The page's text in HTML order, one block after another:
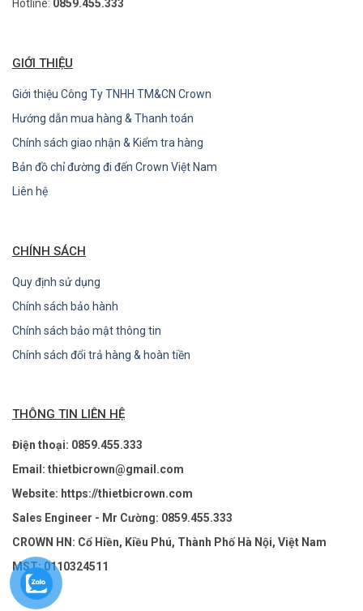
Hotline: 0859.455.333
GIỚI THIỆU
Giới thiệu Công Ty TNHH TM&CN Crown
Hướng dẫn mua hàng & Thanh toán
Chính sách giao nhận & Kiểm tra hàng
Bản đồ chỉ đường đi đến Crown Việt Nam
Liên hệ
CHÍNH SÁCH
Quy định sử dụng
Chính sách bảo hành
Chính sách bảo mật thông tin
Chính sách đổi trả hàng & hoàn tiền
THÔNG TIN LIÊN HỆ
Điện thoại: 0859.455.333
Email: thietbicrown@gmail.com
Website: https://thietbicrown.com
Sales Engineer - Mr Cường: 0859.455.333
CROWN HN: Cổ Hiền, Kiều Phú, Thành Phố Hà Nội, Việt Nam
MST: 0110324511